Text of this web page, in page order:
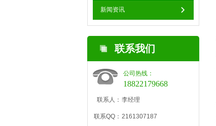
新闻资讯
联系我们
公司热线：
18822179668
联系人： 李经理
联系QQ： 2161307187